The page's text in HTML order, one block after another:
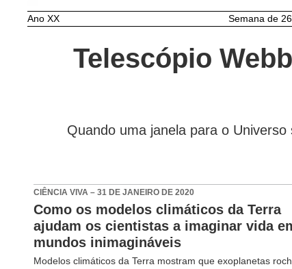
Ano XX Semana de
Telescópio
Quando uma janela para o
CIÊNCIA VIVA – 31 DE JANEIRO DE 2020
Como os modelos climáticos da Terra
ajudam os cientistas a imaginar vida
mundos inimagináveis
Modelos climáticos da Terra mostram que exoplanetas